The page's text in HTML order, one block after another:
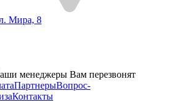
Мира, 8
менеджеры Вам перезвонят
ПартнерыВопрос-
Контакты